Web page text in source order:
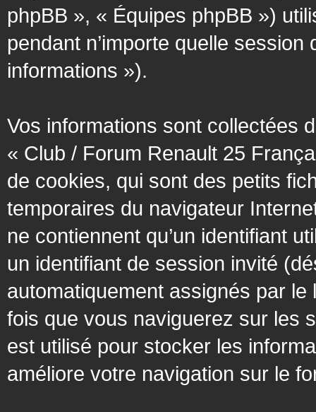
phpBB », « Équipes phpBB »)
pendant n’importe quelle
informations »).
Vos informations sont collectées
« Club / Forum Renault 25
de cookies, qui sont des petits
temporaires du navigateur
ne contiennent qu’un identifiant
un identifiant de session invité
automatiquement assignés par
fois que vous naviguerez sur les
est utilisé pour stocker les
améliore votre navigation sur le